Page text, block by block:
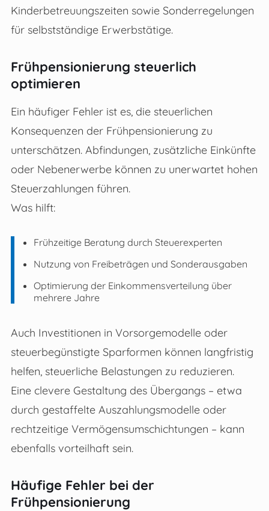
Kinderbetreuungszeiten sowie Sonderregelungen
für selbstständige Erwerbstätige.
Frühpensionierung steuerlich
optimieren
Ein häufiger Fehler ist es, die steuerlichen
Konsequenzen der Frühpensionierung zu
unterschätzen. Abfindungen, zusätzliche Einkünfte
oder Nebenerwerbe können zu unerwartet hohen
Steuerzahlungen führen.
Was hilft:
Frühzeitige Beratung durch Steuerexperten
Nutzung von Freibeträgen und Sonderausgaben
Optimierung der Einkommensverteilung über
mehrere Jahre
Auch Investitionen in Vorsorgemodelle oder
steuerbegünstigte Sparformen können langfristig
helfen, steuerliche Belastungen zu reduzieren.
Eine clevere Gestaltung des Übergangs – etwa
durch gestaffelte Auszahlungsmodelle oder
rechtzeitige Vermögensumschichtungen – kann
ebenfalls vorteilhaft sein.
Häufige Fehler bei der
Frühpensionierung